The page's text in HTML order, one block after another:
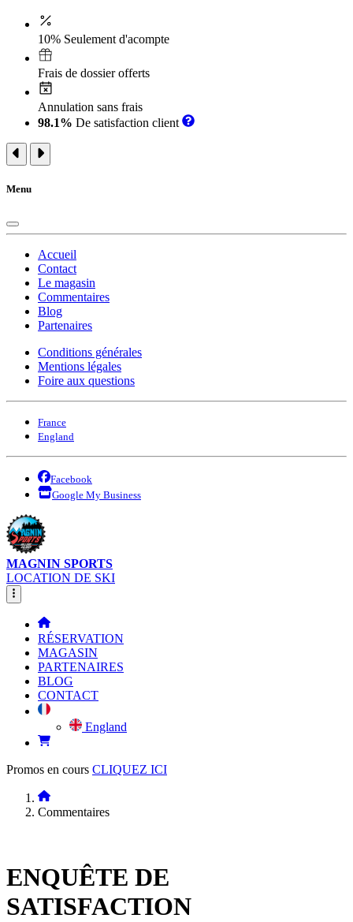
10% Seulement d'acompte
Frais de dossier offerts
Annulation sans frais
98.1% De satisfaction client
Menu
Accueil
Contact
Le magasin
Commentaires
Blog
Partenaires
Conditions générales
Mentions légales
Foire aux questions
France
England
Facebook
Google My Business
MAGNIN SPORTS
LOCATION DE SKI
RÉSERVATION
MAGASIN
PARTENAIRES
BLOG
CONTACT
England
Promos en cours CLIQUEZ ICI
Commentaires
ENQUÊTE DE
SATISFACTION